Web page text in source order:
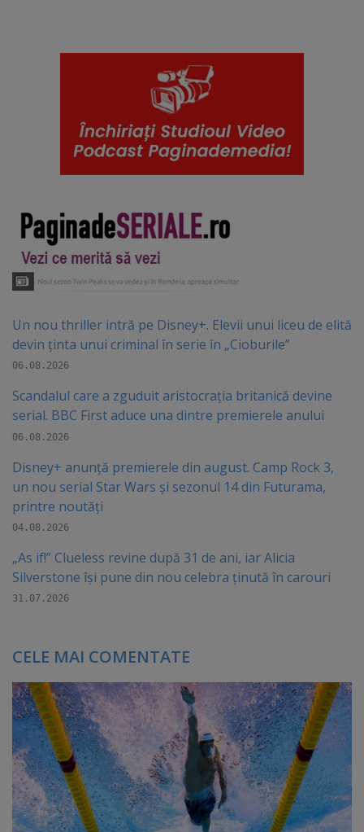
Un nou thriller intră pe Disney+. Elevii unui liceu de elită
devin ținta unui criminal în serie în „Cioburile”
06.08.2026
Scandalul care a zguduit aristocrația britanică devine
serial. BBC First aduce una dintre premierele anului
06.08.2026
Disney+ anunță premierele din august. Camp Rock 3,
un nou serial Star Wars și sezonul 14 din Futurama,
printre noutăți
04.08.2026
„As if!” Clueless revine după 31 de ani, iar Alicia
Silverstone își pune din nou celebra ținută în carouri
31.07.2026
CELE MAI COMENTATE